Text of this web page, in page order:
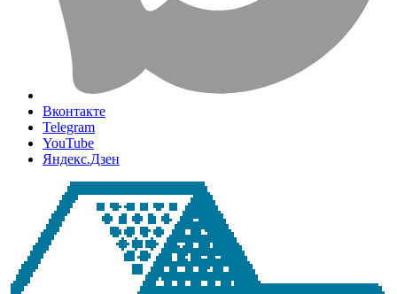
Вконтакте
Telegram
YouTube
Яндекс.Дзен